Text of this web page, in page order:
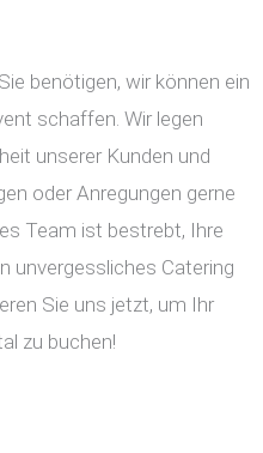
benötigen, wir können ein
schaffen. Wir legen
unserer Kunden und
oder Anregungen gerne
Team ist bestrebt, Ihre
unvergessliches Catering
Sie uns jetzt, um Ihr
zu buchen!